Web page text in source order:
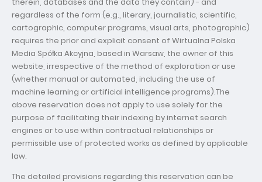
regardless of the form (e.g., literary, journalistic, scientific,
cartographic, computer programs, visual arts, photographic)
requires the prior and explicit consent of Wirtualna Polska
Media Spółka Akcyjna, based in Warsaw, the owner of this
website, irrespective of the method of exploration or use
(whether manual or automated, including the use of
machine learning or artificial intelligence programs).The
above reservation does not apply to use solely for the
purpose of facilitating their indexing by internet search
engines or to use within contractual relationships or
permissible use of protected works as defined by applicable
law.
The detailed provisions regarding this reservation can be